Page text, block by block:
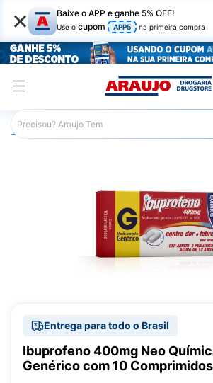
× Baixe o APP e ganhe 5% OFF!
Use o cupom APP5 na primeira compra
Araujo Medicamentos
Entrega para todo o Brasil
Ibuprofeno 400mg Neo
Genérico com 10 Comprimidos